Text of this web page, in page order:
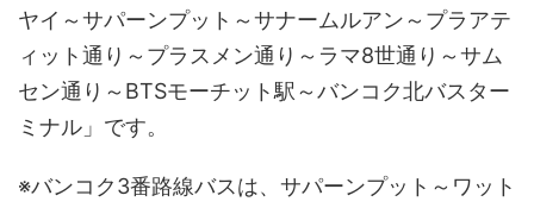
ヤイ～サパーンプット～サナームルアン～プラアテ
ィット通り～プラスメン通り～ラマ8世通り～サム
セン通り～BTSモーチット駅～バンコク北バスター
ミナル」です。
※バンコク3番路線バスは、サパーンプット～ワット